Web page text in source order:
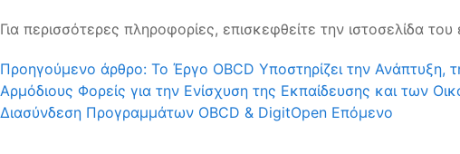
Για περισσότερες πληροφορίες, επισκεφθείτε την ιστοσελίδα του
Προηγούμενο άρθρο: Το Έργο OBCD Υποστηρίζει την Ανάπτυξη,
Αρμόδιους Φορείς για την Ενίσχυση της Εκπαίδευσης και των
Διασύνδεση Προγραμμάτων OBCD & DigitOpen Επόμενο